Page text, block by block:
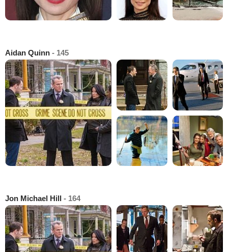
Aidan Quinn - 145
Jon Michael Hill - 164